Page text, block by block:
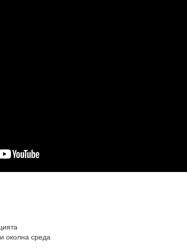
околна среда